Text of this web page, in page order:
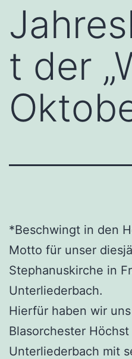
t der
*Beschwingt in den
Motto für unser
Stephanuskirche in
Unterliederbach.
Hierfür haben wir
Blasorchester
Unterliederbach mit